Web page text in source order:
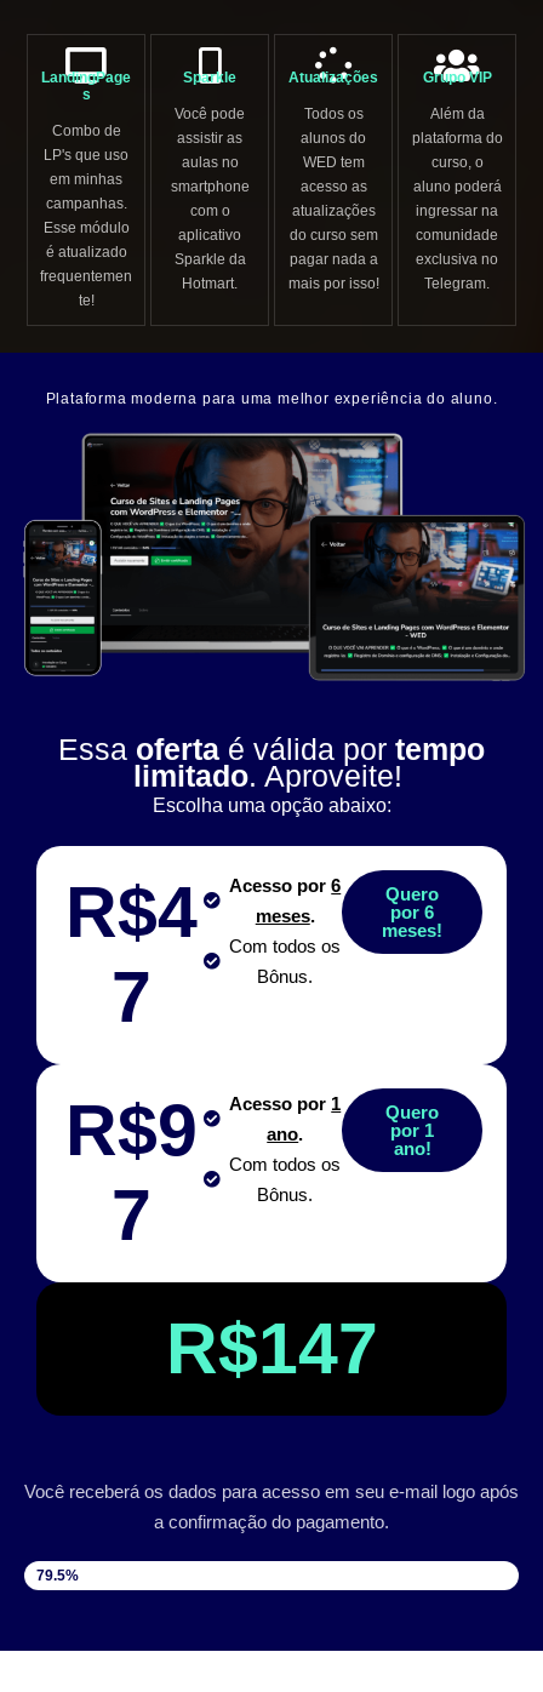
LandingPage
s
Combo de
LP's que uso
em minhas
campanhas.
Esse módulo
é atualizado
frequentemen
te!
Sparkle
Você pode
assistir as
aulas no
smartphone
com o
aplicativo
Sparkle da
Hotmart.
Atualizações
Todos os
alunos do
WED tem
acesso as
atualizações
do curso sem
pagar nada a
mais por isso!
Grupo VIP
Além da
plataforma do
curso, o
aluno poderá
ingressar na
comunidade
exclusiva no
Telegram.
Plataforma moderna para uma melhor experiência do aluno.
Essa oferta é válida por tempo
limitado. Aproveite!
Escolha uma opção abaixo:
R$4
7
Acesso por6
meses.
Com todos os
Bônus.
Quero
por 6
meses!
R$9
7
Acesso por 1
ano.
Com todos os
Bônus.
Quero
por 1
ano!
R$147
Você receberá os dados para acesso em seu e-mail logo após
a confirmação do pagamento.
VAGAS DISPONÍVEIS
79.5%